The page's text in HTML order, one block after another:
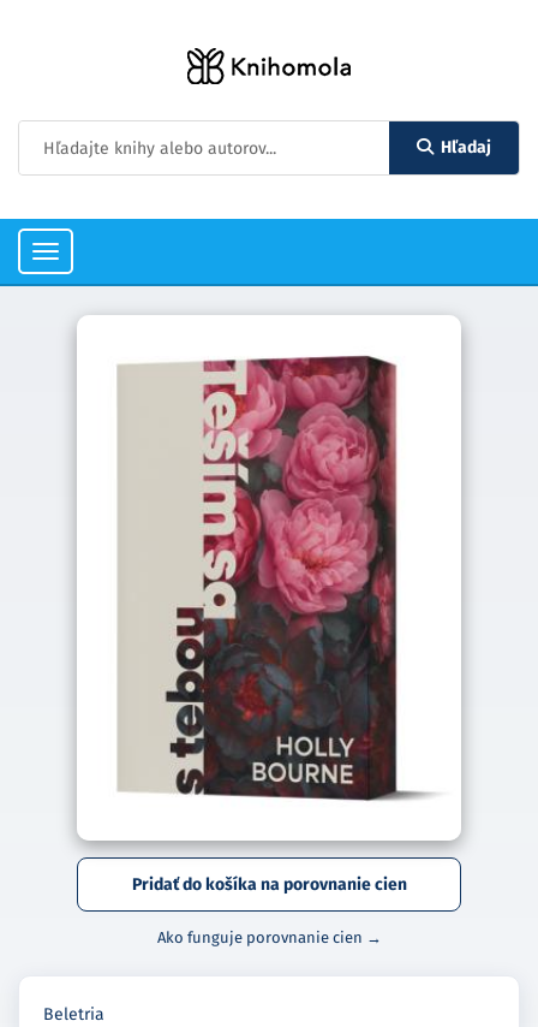
Hľadaj
Toggle
navigation
Pridať do košíka na porovnanie cien
Ako funguje porovnanie cien →
Beletria